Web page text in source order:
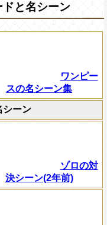
と名シーン
ワンピー
スの名シーン集
シーン
ゾロの対
決シーン(2年前)